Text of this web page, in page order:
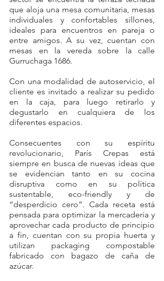
que aloja una mesa comunitaria, mesas
individuales y confortables sillones,
ideales para encuentros en pareja o
entre amigos. A su vez, cuentan con
Gurruchaga 1686.
Con una modalidad de autoservicio, el
cliente es invitado a realizar su pedido
en la caja, para luego retirarlo y
degustarlo en cualquiera de los
diferentes espacios.
Consecuentes con su espíritu
revolucionario, París Crepas está
siempre en busca de nuevas ideas que
se evidencian tanto en su cocina
disruptiva como en su política
sustentable, eco-friendly y de
“desperdicio cero”. Cada receta está
pensada para optimizar la mercadería y
aprovechar cada producto de principio
a fin, cuentan con su propia huerta y
utilizan packaging compostable
fabricado con bagazo de caña de
azúcar.